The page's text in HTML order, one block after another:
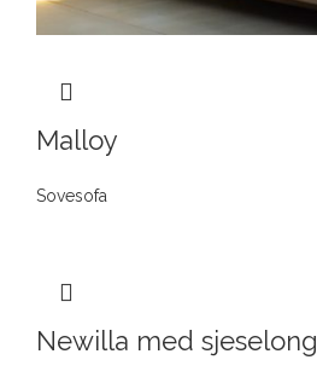
Malloy
Sovesofa
Newilla med sjeselong